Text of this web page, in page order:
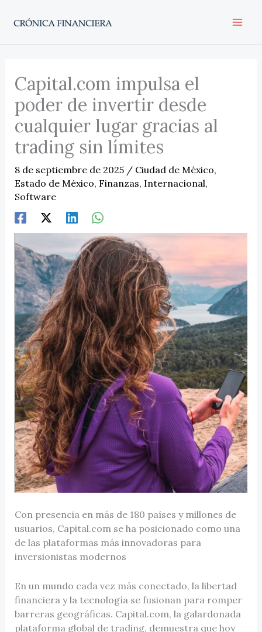
Capital.com impulsa el
poder de invertir desde
cualquier lugar gracias al
trading sin límites
8 de septiembre de 2025 / Ciudad de México,
Estado de México, Finanzas, Internacional,
Software
Con presencia en más de 180 países y millones de
usuarios, Capital.com se ha posicionado como una
de las plataformas más innovadoras para
inversionistas modernos
En un mundo cada vez más conectado, la libertad
financiera y la tecnología se fusionan para romper
barreras geográficas. Capital.com, la galardonada
plataforma global de trading, demuestra que hoy